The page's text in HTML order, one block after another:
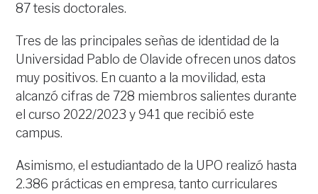
87 tesis doctorales.
Tres de las principales señas de identidad de la
Universidad Pablo de Olavide ofrecen unos datos
muy positivos. En cuanto a la movilidad, esta
alcanzó cifras de 728 miembros salientes durante
el curso 2022/2023 y 941 que recibió este
campus.
Asimismo, el estudiantado de la UPO realizó hasta
2.386 prácticas en empresa, tanto curriculares